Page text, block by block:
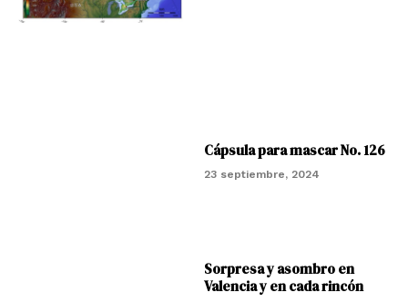
Cápsula para mascar No. 126
23 septiembre, 2024
Sorpresa y asombro en
Valencia y en cada rincón